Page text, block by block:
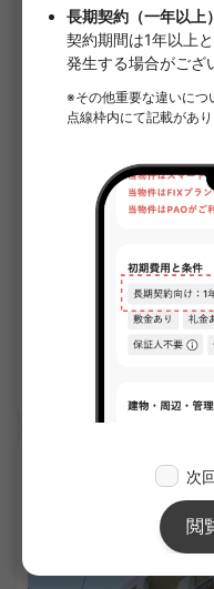
¥91,500 - ¥109,000
5階建て
敷金なし